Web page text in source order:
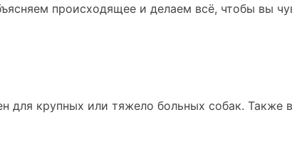
происходящее и делаем всё, чтобы вы
для крупных или тяжело больных собак. Также